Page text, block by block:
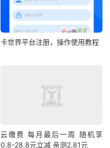
卡世界平台注册，操作使用教程
云缴费 每月最后一周 随机享
0.8-28.8元立减 亲测2.81元